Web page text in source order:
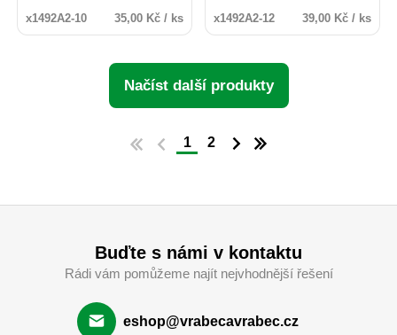
x1492A2-10 35,00 Kč / ks x1492A2-12 39,00 Kč / ks
Načíst další produkty
1 2
Buďte s námi v kontaktu
Rádi vám pomůžeme najít nejvhodnější řešení
eshop@vrabecavrabec.cz